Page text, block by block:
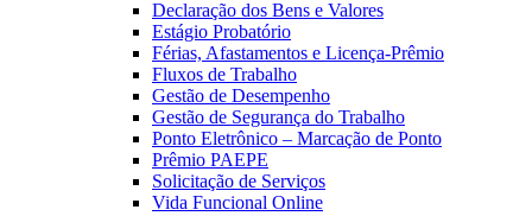
Declaração dos Bens e Valores
Estágio Probatório
Férias, Afastamentos e Licença-Prêmio
Fluxos de Trabalho
Gestão de Desempenho
Gestão de Segurança do Trabalho
Ponto Eletrônico – Marcação de Ponto
Prêmio PAEPE
Solicitação de Serviços
Vida Funcional Online